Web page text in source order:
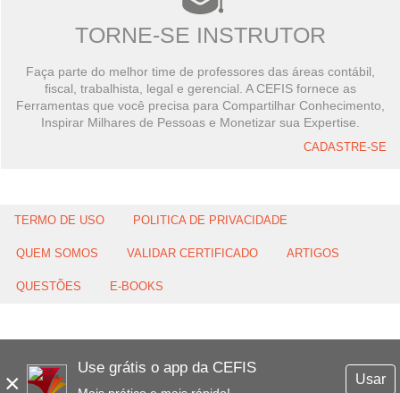
×
Use grátis o app da CEFIS
Usar
TORNE-SE INSTRUTOR
Faça parte do melhor time de professores das áreas contábil,
fiscal, trabalhista, legal e gerencial. A CEFIS fornece as
Ferramentas que você precisa para Compartilhar Conhecimento,
Inspirar Milhares de Pessoas e Monetizar sua Expertise.
CADASTRE-SE
TERMO DE USO POLITICA DE PRIVACIDADE
QUEM SOMOS VALIDAR CERTIFICADO ARTIGOS
QUESTÕES E-BOOKS